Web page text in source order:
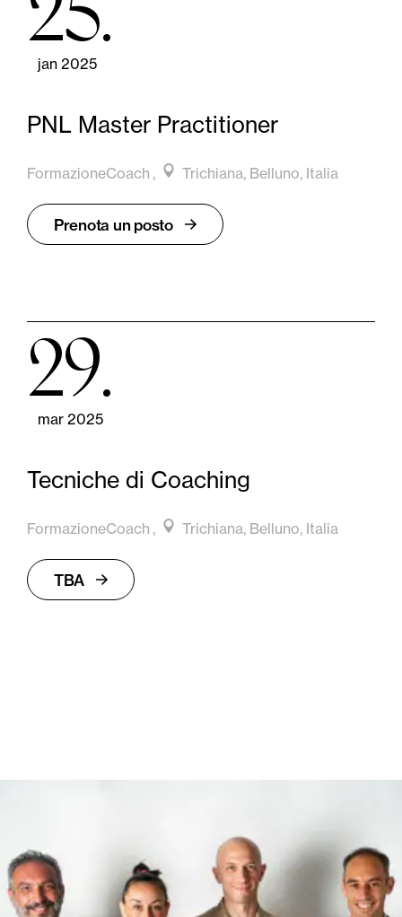
25
jan 2025
PNL Master Practitioner
FormazioneCoach Trichiana, Belluno, Italia
Prenota un posto
29
mar 2025
Tecniche di Coaching
FormazioneCoach Trichiana, Belluno, Italia
TBA